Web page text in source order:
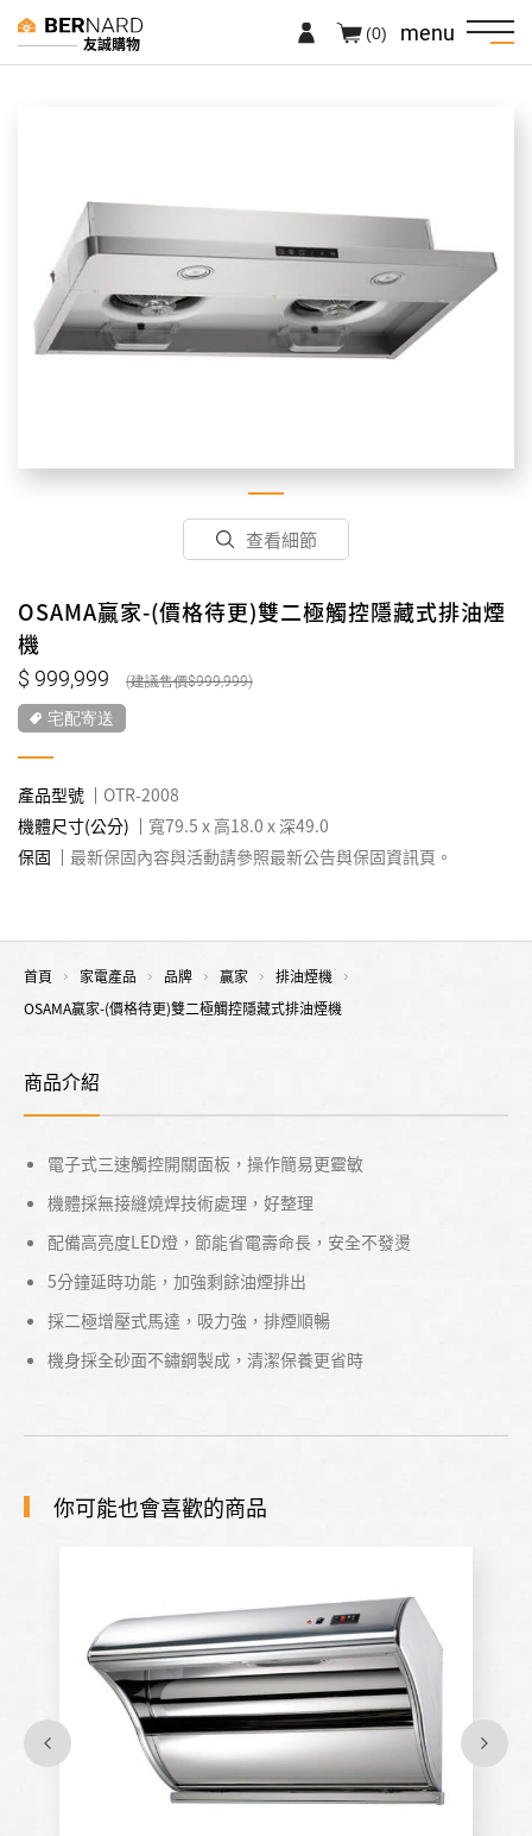
友誠購物 menu
(0)
查看細節
OSAMA贏家-(價格待更)雙二極觸控隱藏式排油煙
機
999,999 999,999
宅配寄送
產品型號
OTR-2008
機體尺寸(公分)
寬79.5 x 高18.0 x 深49.0
保固
最新保固內容與活動請參照最新公告與保固資訊頁。
首頁 家電產品 品牌 贏家
排油煙機
OSAMA贏家-(價格待更)雙二極觸控隱藏式排油煙機
商品介紹
電子式三速觸控開關面板，操作簡易更靈敏
機體採無接縫燒焊技術處理，好整理
配備高亮度LED燈，節能省電壽命長，安全不發燙
5分鐘延時功能，加強剩餘油煙排出
採二極增壓式馬達，吸力強，排煙順暢
機身採全砂面不鏽鋼製成，清潔保養更省時
你可能也會喜歡的商品